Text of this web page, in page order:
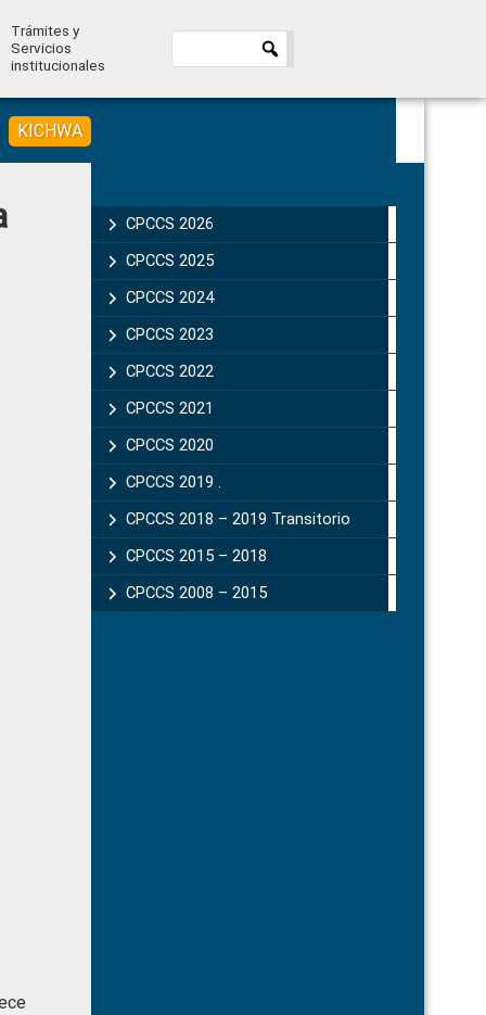
Trámites y
Servicios
institucionales
KICHWA
Sidebar
CPCCS 2026
CPCCS 2025
CPCCS 2024
CPCCS 2023
CPCCS 2022
CPCCS 2021
CPCCS 2020
CPCCS 2019 .
CPCCS 2018 – 2019 Transitorio
CPCCS 2015 – 2018
CPCCS 2008 – 2015